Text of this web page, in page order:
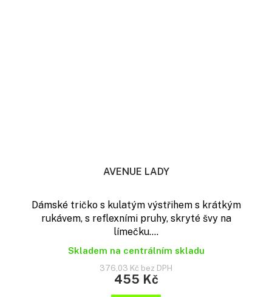
AVENUE LADY
Dámské tričko s kulatým výstřihem s krátkým
rukávem, s reflexními pruhy, skryté švy na
límečku....
Skladem na centrálním skladu
376,03 Kč bez DPH
455 Kč